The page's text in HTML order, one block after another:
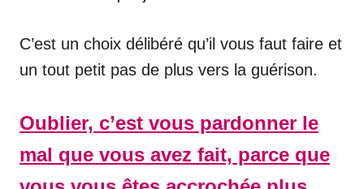
C’est un choix délibéré qu’il vous faut faire et
un tout petit pas de plus vers la guérison.
Oublier, c’est vous pardonner le
mal que vous avez fait, parce que